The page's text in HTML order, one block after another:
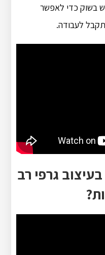
בשוק כדי לאפשר
לעבודה.
גרפי רב